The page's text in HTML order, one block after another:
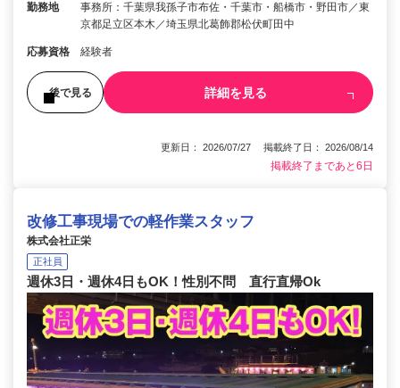
勤務地
事務所：千葉県我孫子市布佐・千葉市・船橋市・野田市／東
京都足立区本木／埼玉県北葛飾郡松伏町田中
応募資格 経験者
後で見る 詳細を見る
更新日： 2026/07/27 掲載終了日： 2026/08/14
掲載終了まであと6日
改修工事現場での軽作業スタッフ
株式会社正栄
正社員
週休3日・週休4日もOK！性別不問 直行直帰Ok